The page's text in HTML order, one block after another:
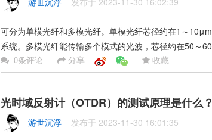
可分为单模光纤和多模光纤。单模光纤芯径约在1～
系统。多模光纤能传输多个模式的光波，芯径约在50～
0条评论 分享 收藏
光时域反射计（OTDR）的测试原理是什么
游世沉浮 发布于 2023-11-30 16:01:35